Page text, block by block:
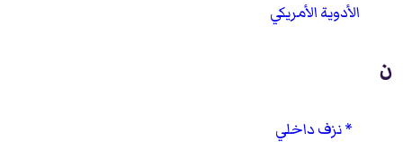
الأدوية الأمريكي
ن
نزف داخلي